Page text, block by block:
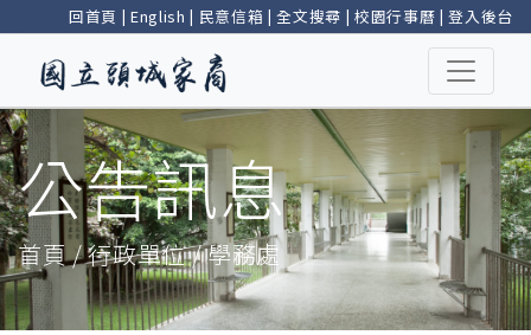
回首頁 | English | 民意信箱 |全文搜尋 | 校園行事曆 |登入後台
公告訊息
首頁 / 行政單位 / 學務處